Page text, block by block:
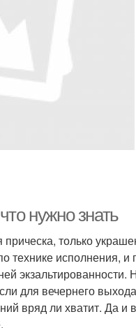
нужно знать
только
технике исполнения,
экзальтированности.
для вечернего
вряд ли хватит. Да